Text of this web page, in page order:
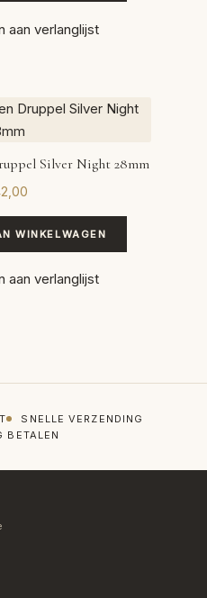
aan verlanglijst
Silver Night 28mm
WINKELWAGEN
aan verlanglijst
SNELLE VERZENDING
BETALEN